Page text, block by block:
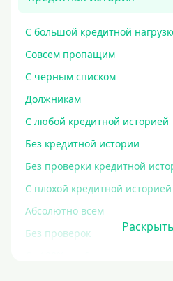
С большой кредитной
Совсем пропащим
С черным списком
Должникам
С любой кредитной историей
Без кредитной истории
Без проверки кредитной
С плохой кредитной историей
Абсолютно всем
Без проверок
Раскрыть